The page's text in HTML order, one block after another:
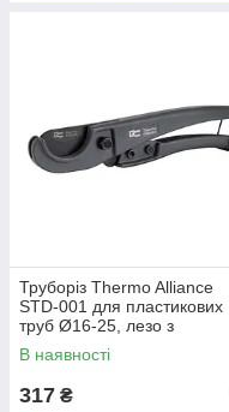
Труборіз Thermo Alliance
STD-001 для пластикових
труб Ø16-25, лезо з
тефл.покриттям
В наявності
317 ₴